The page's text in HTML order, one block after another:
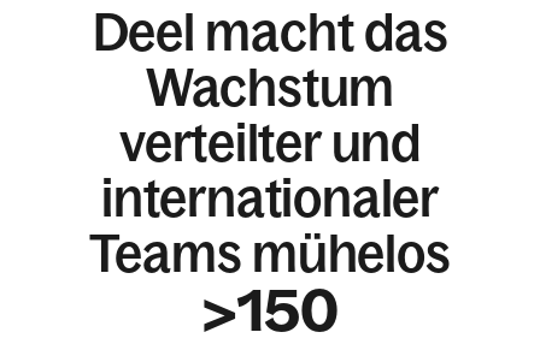
Deel macht das
Wachstum
verteilter und
internationaler
Teams mühelos
>150